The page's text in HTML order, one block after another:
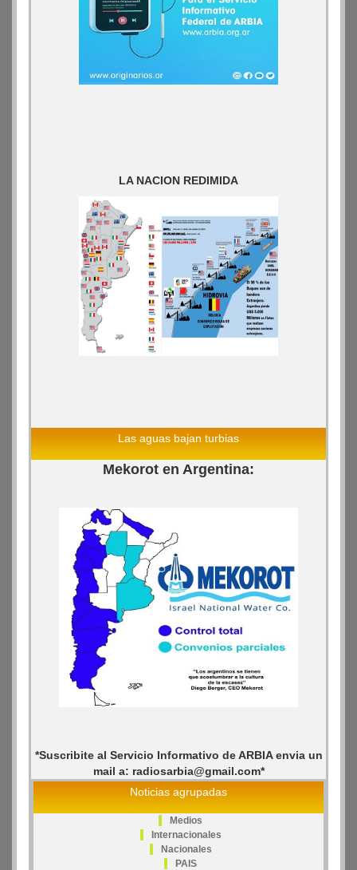
LA NACION REDIMIDA
Las aguas bajan turbias
Mekorot en Argentina:
*Suscribite al Servicio Informativo de ARBIA envia un
mail a: radiosarbia@gmail.com*
Noticias agrupadas
Medios
Internacionales
Nacionales
PAIS